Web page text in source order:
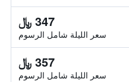
347 ﷼
سعر الليلة شامل الرسوم
357 ﷼
سعر الليلة شامل الرسوم